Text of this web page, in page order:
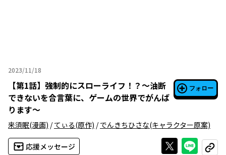
2023/11/18
2023年11月18日
【第1話】 強制的にスローライフ！？～油断
できないを合言葉に、ゲームの世界でがんば
ります～
フォロー
来須眠(漫画) /てぃる(原作) /でんきちひさな(キャラクター原案)
応援メッセージ Xで投稿する
ライン
コピー